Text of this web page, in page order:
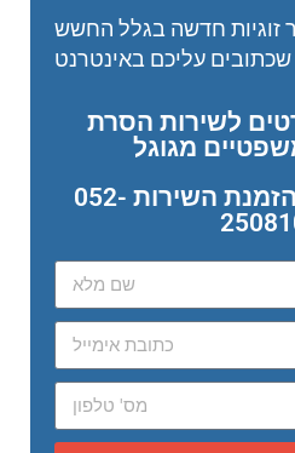
זוגיות חדשה בגלל החשש
לשירות הסרת
מגוגל
ניתן להתקשר להזמנת השירות 052-